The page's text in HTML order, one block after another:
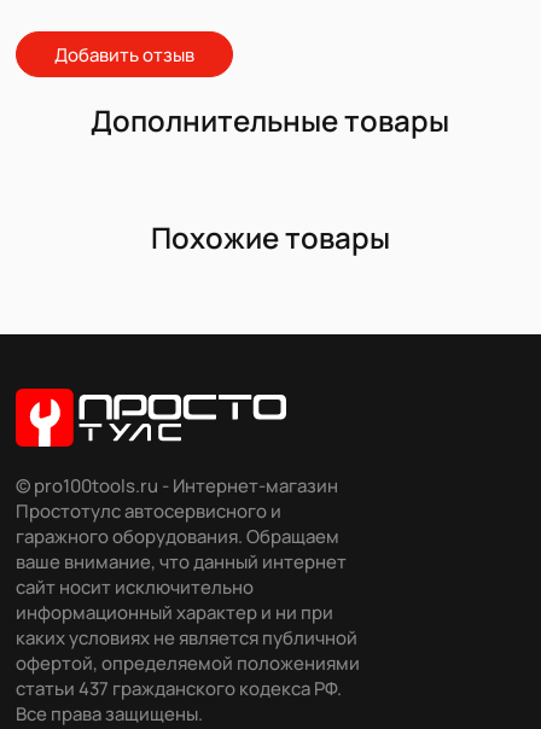
Добавить отзыв
Дополнительные товары
Похожие товары
© pro100tools.ru - Интернет-магазин
Простотулс автосервисного и
гаражного оборудования. Обращаем
ваше внимание, что данный интернет
сайт носит исключительно
информационный характер и ни при
каких условиях не является публичной
офертой, определяемой положениями
статьи 437 гражданского кодекса РФ.
Все права защищены.